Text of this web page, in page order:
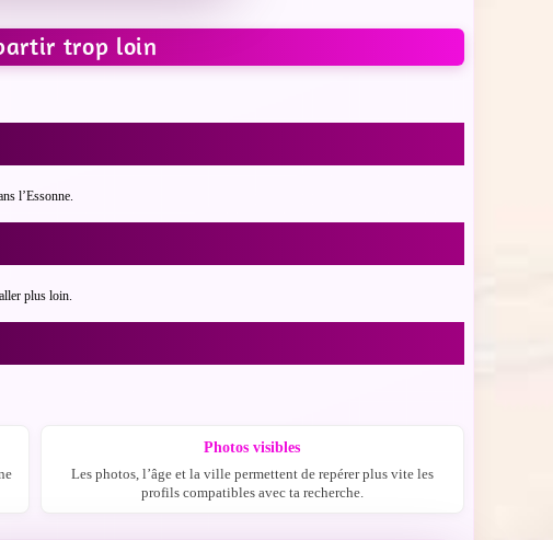
trop loin
l’Essonne.
plus loin.
Photos visibles
Les photos, l’âge et la ville permettent de repérer plus vite les
profils compatibles avec ta recherche.